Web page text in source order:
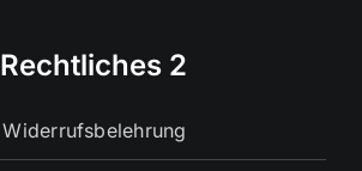
Rechtliches 2
Widerrufsbelehrung